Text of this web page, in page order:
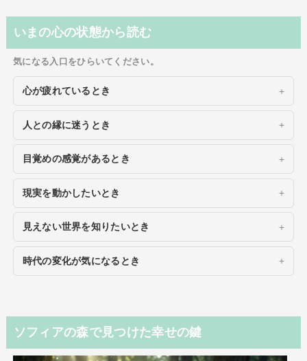
いまの心の状態から読む
気になる入口をひらいてください。
心が疲れているとき
人との縁に迷うとき
目覚めの感覚があるとき
現実を動かしたいとき
見えない世界を知りたいとき
時代の変化が気になるとき
ソフィアの森で見つけた幸せの鍵